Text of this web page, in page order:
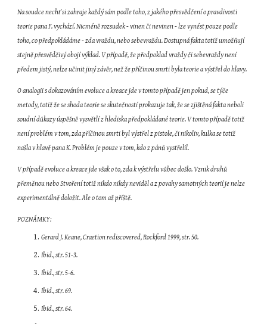
Na soudce nechť si zahraje každý sám podle toho, z jakého přesvědčení o pravdivosti
teorie pana F. vychází. Nicméně rozsudek - vinen či nevinen - lze vynést pouze podle
toho, co předpokládáme - zda vraždu, nebo sebevraždu. Dostupná fakta totiž umožňují
stejně přesvědčivý obojí výklad. V případě, že předpoklad vraždy či sebevraždy není
předem jistý, nelze učinit jiný závěr, než že příčinou smrti byla teorie a výstřel do hlavy.
O analogii s dokazováním evoluce a kreace jde v tomto případě jen pokud, se týče
metody, totiž že se shoda teorie se skutečností prokazuje tak, že se zjištěná fakta neboli
soudní důkazy úspěšně vysvětlí z hlediska předpokládané teorie. V tomto případě totiž
není problém v tom, zda příčinou smrti byl výstřel z pistole, či nikoliv, kulka se totiž
našla v hlavě pana K. Problém je pouze v tom, kdo z pánů vystřelil.
V případě evoluce a kreace jde však o to, zda k výstřelu vůbec došlo. Vznik druhů
přeměnou nebo Stvoření totiž nikdo nikdy neviděl a z povahy samotných teorií je nelze
experimentálně doložit. Ale o tom až příště.
POZNÁMKY:
Gerard J. Keane, Craetion rediscovered, Rockford 1999, str. 50.
Ibid., str. 51-3.
Ibid., str. 5-6.
Ibid., str. 69.
Ibid., str. 64.